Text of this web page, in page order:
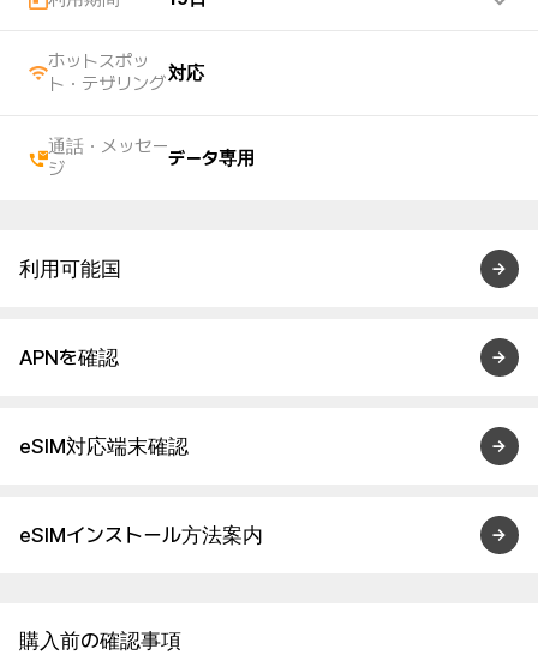
ホットスポッ
ト・テザリング
対応
通話・メッセー
ジ
データ専用
利用可能国
APNを確認
eSIM対応端末確認
eSIMインストール方法案内
購入前の確認事項